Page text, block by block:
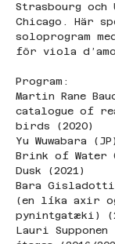
Strasbourg
Chicago. Här
soloprogram
för viola
Program:
Martin Rane
catalogue of
birds (2020)
Yu Wuwabara
Brink of Water
Dusk (2021)
Bara
(en líka axir
pynintgatæki)
Lauri